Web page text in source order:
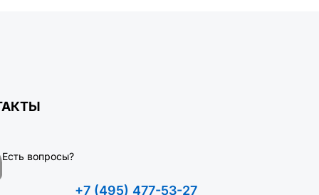
Есть вопросы?
+7 (495) 477-53-27